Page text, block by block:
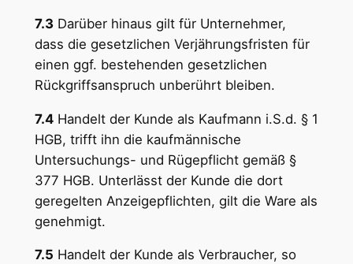
7.3Darüber hinaus gilt für Unternehmer,
dass die gesetzlichen Verjährungsfristen für
einen ggf. bestehenden gesetzlichen
Rückgriffsanspruch unberührt bleiben.
7.4Handelt der Kunde als Kaufmann i.S.d. § 1
HGB, trifft ihn die kaufmännische
Untersuchungs- und Rügepflicht gemäß §
377 HGB. Unterlässt der Kunde die dort
geregelten Anzeigepflichten, gilt die Ware als
genehmigt.
7.5 Handelt der Kunde als Verbraucher, so